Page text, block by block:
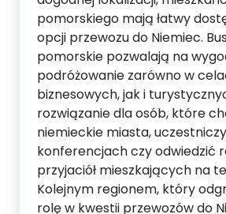
pomorskiego mają łatwy
opcji przewozu do Niemiec.
pomorskie pozwalają na
podróżowanie zarówno w
biznesowych, jak i
rozwiązanie dla osób, które
niemieckie miasta,
konferencjach czy odwiedzić
przyjaciół mieszkających na
Kolejnym regionem, który
rolę w kwestii przewozów do